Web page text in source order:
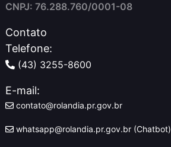
CNPJ: 76.288.760/0001-08
Contato
Telefone:
(43) 3255-8600
E-mail:
contato@rolandia.pr.gov.br
whatsapp@rolandia.pr.gov.br (Chatbot)